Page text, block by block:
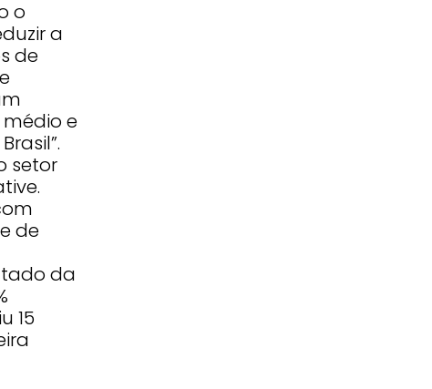
o
a
de
e
setor
de
da
15